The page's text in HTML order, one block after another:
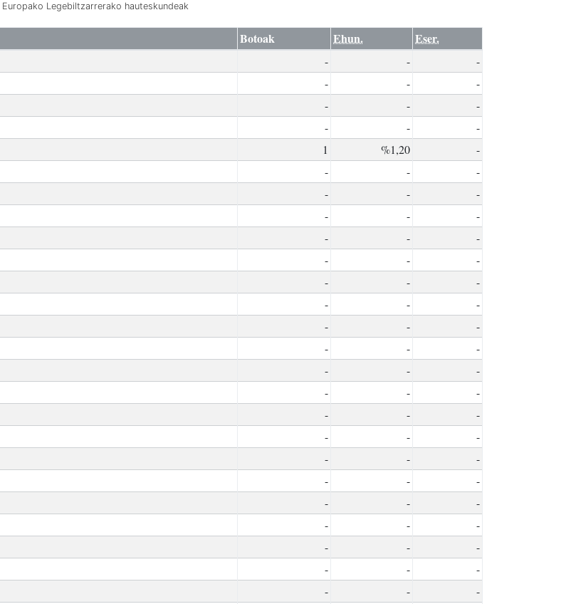
Europako Legebiltzarrerako hauteskundeak
Botoak Ehun. Eser.
- -
-
- -
-
- -
-
- -
-
1 %1,20
-
- -
-
- -
-
- -
-
- -
-
- -
-
- -
-
- -
-
- -
-
- -
-
- -
-
- -
-
- -
-
- -
-
- -
-
- -
-
- -
-
- -
-
- -
-
- -
-
- -
-